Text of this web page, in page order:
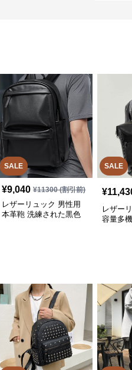
SALE
¥9,040 ¥11300(割引前)
レザーリュック 男性用
本革鞄 洗練された黒色
SALE
¥
レザー
容量多